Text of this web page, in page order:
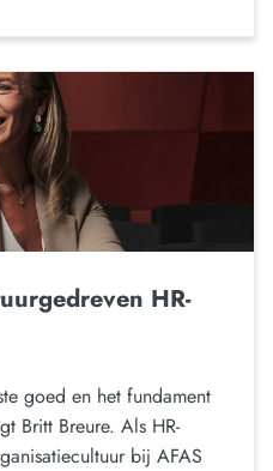
HR-
goed en het fundament
Britt Breure. Als HR-
bij AFAS